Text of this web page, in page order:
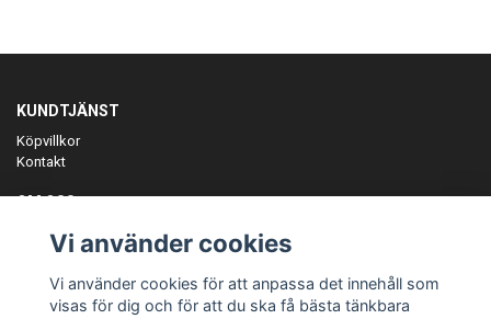
KUNDTJÄNST
Köpvillkor
Kontakt
OM OSS
ANMÄL DIG TILL VÅRT NYHETSBREV
Prenumerera
Vi använder cookies
Vi använder cookies för att anpassa det innehåll som
visas för dig och för att du ska få bästa tänkbara